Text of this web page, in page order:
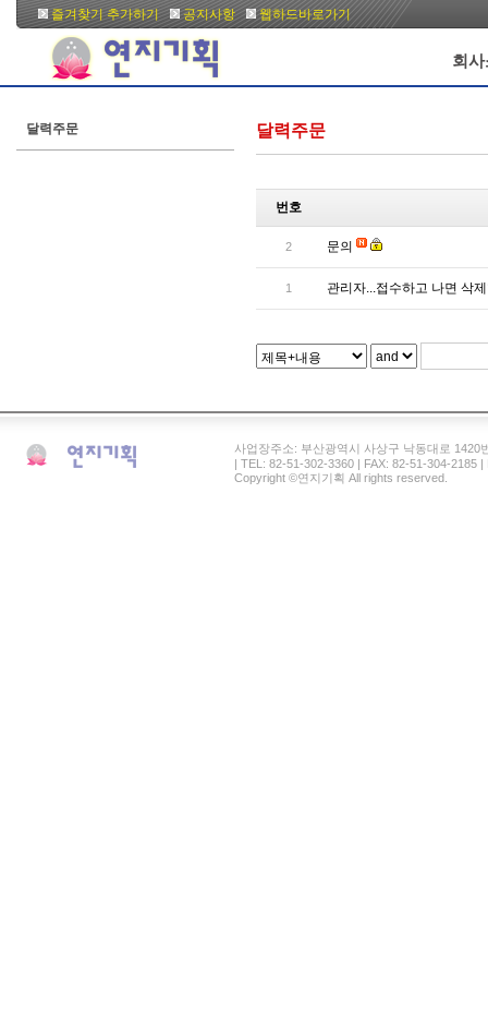
즐겨찾기 추가하기 공지사항 웹하드바로가기
회
달력주문 달력주문
번호
2 문의
1 관리자...접수하고 나면 삭
사업장주소: 부산광역시 사상구 낙동대로 1420
| TEL: 82-51-302-3360 | FAX: 82-51-304-2185
Copyright ©연지기획 All rights reserved.